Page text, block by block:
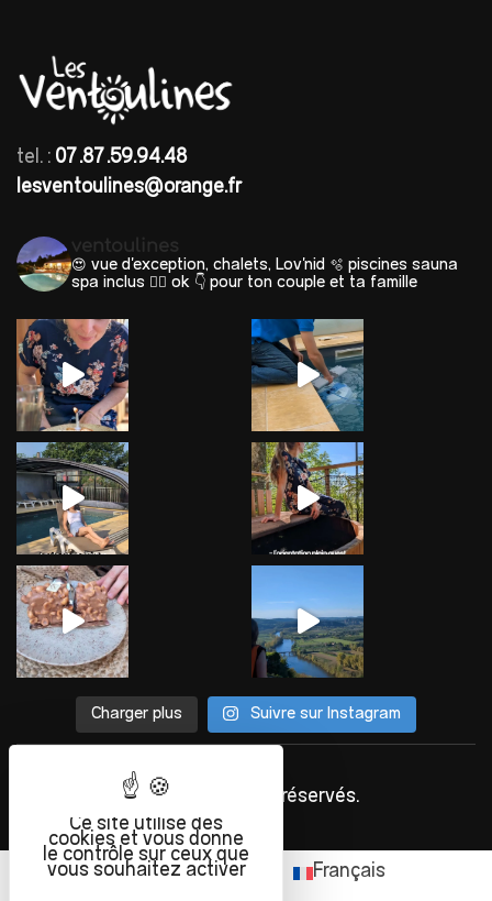
tel. : 07.87.59.94.48
lesventoulines@orange.fr
ventoulines
😍 vue d'exception, chalets, Lov'nid 🫧 piscines sauna
spa inclus 🐕‍🦺 ok 👇 pour ton couple et ta famille
Charger plus Suivre sur Instagram
2023. Tous droits réservés.
English(Anglais Français
Ce site utilise des
cookies et vous donne
le contrôle sur ceux que
vous souhaitez activer